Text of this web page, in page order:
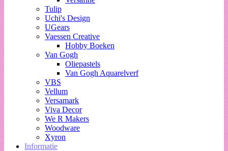
Tulip
Uchi's Design
UGears
Vaessen Creative
Hobby Boeken
Van Gogh
Oliepastels
Van Gogh Aquarelverf
VBS
Vellum
Versamark
Viva Decor
We R Makers
Woodware
Xyron
Informatie